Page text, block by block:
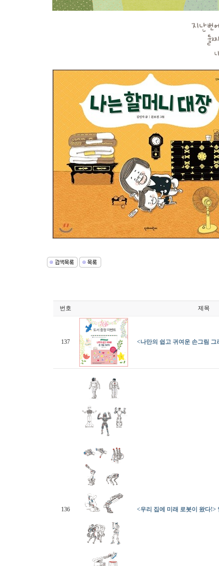
번호 제목
137 <나만의 쉽고 귀여운 손그림
136 <우리 집에 미래 로봇이 왔다!>